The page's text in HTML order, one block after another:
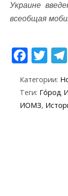
Украине
всеобщая
F
e
b
T
itt
er
Категории:
Теги: Го́род
ИОМЗ,